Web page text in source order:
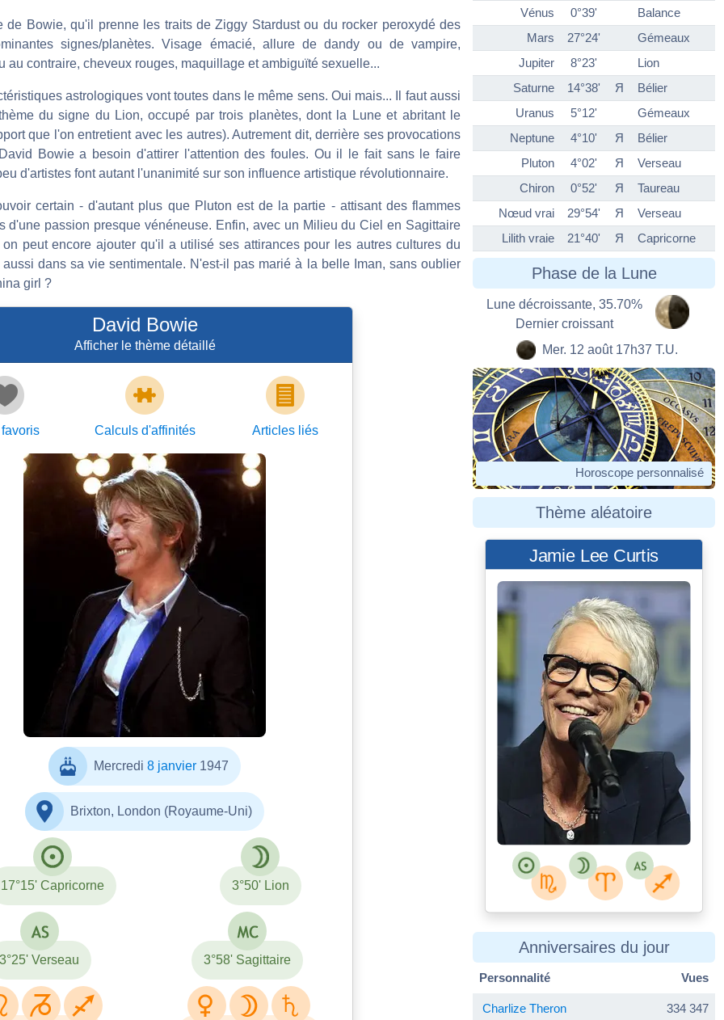
de Bowie, qu'il prenne les traits de Ziggy Stardust ou du rocker peroxydé des
signes/planètes. Visage émacié, allure de dandy ou de vampire,
au contraire, cheveux rouges, maquillage et ambiguïté sexuelle...
astrologiques vont toutes dans le même sens. Oui mais... Il faut aussi
du signe du Lion, occupé par trois planètes, dont la Lune et abritant le
que l'on entretient avec les autres). Autrement dit, derrière ses provocations
Bowie a besoin d'attirer l'attention des foules. Ou il le fait sans le faire
d'artistes font autant l'unanimité sur son influence artistique révolutionnaire.
certain - d'autant plus que Pluton est de la partie - attisant des flammes
d'une passion presque vénéneuse. Enfin, avec un Milieu du Ciel en Sagittaire
peut encore ajouter qu'il a utilisé ses attirances pour les autres cultures du
dans sa vie sentimentale. N'est-il pas marié à la belle Iman, sans oublier
girl ?
David Bowie
Afficher le thème détaillé
favoris Calculs d'affinités Articles liés
Photobra|Adam
Bielawski
Mercredi8 janvier 1947
Brixton, London (Royaume-Uni)
17°15' Capricorne 3°50' Lion
3°25' Verseau 3°58' Sagittaire
Vénus
0°39'
Balance
Mars
27°24'
Gémeaux
Jupiter
8°23'
Lion
Saturne
14°38' Я
Bélier
Uranus
5°12'
Gémeaux
Neptune
4°10' Я
Bélier
Pluton
4°02' Я
Verseau
Chiron
0°52' Я
Taureau
Nœud vrai
29°54' Я
Verseau
Lilith vraie
21°40' Я Capricorne
Phase de la Lune
Lune décroissante, 35.70%
Dernier croissant
Mer. 12 août 17h37 T.U.
Horoscope personnalisé
Thème aléatoire
Jamie Lee Curtis
Anniversaires du jour
Personnalité Vues
Charlize Theron 334 347